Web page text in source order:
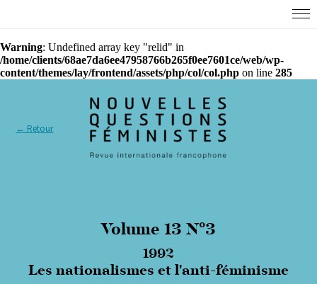
Warning: Undefined array key "relid" in
/home/clients/68ae7da6ee47958766b265f0ee7601ce/web/wp-
content/themes/lay/frontend/assets/php/col/col.php on line 285
← Retour
Volume 13 N°3
1992
Les nationalismes et l'anti-féminisme